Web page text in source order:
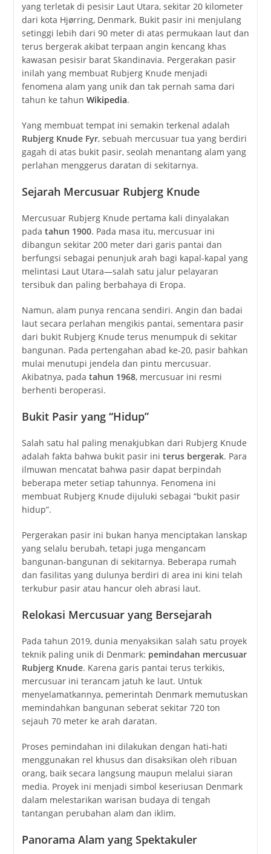
yang terletak di pesisir Laut Utara, sekitar 20 kilometer
dari kota Hjørring, Denmark. Bukit pasir ini menjulang
setinggi lebih dari 90 meter di atas permukaan laut dan
terus bergerak akibat terpaan angin kencang khas
kawasan pesisir barat Skandinavia. Pergerakan pasir
inilah yang membuat Rubjerg Knude menjadi
fenomena alam yang unik dan tak pernah sama dari
tahun ke tahun Wikipedia.
Yang membuat tempat ini semakin terkenal adalah
Rubjerg Knude Fyr, sebuah mercusuar tua yang berdiri
gagah di atas bukit pasir, seolah menantang alam yang
perlahan menggerus daratan di sekitarnya.
Sejarah Mercusuar Rubjerg Knude
Mercusuar Rubjerg Knude pertama kali dinyalakan
pada tahun 1900. Pada masa itu, mercusuar ini
dibangun sekitar 200 meter dari garis pantai dan
berfungsi sebagai penunjuk arah bagi kapal-kapal yang
melintasi Laut Utara—salah satu jalur pelayaran
tersibuk dan paling berbahaya di Eropa.
Namun, alam punya rencana sendiri. Angin dan badai
laut secara perlahan mengikis pantai, sementara pasir
dari bukit Rubjerg Knude terus menumpuk di sekitar
bangunan. Pada pertengahan abad ke-20, pasir bahkan
mulai menutupi jendela dan pintu mercusuar.
Akibatnya, pada tahun 1968, mercusuar ini resmi
berhenti beroperasi.
Bukit Pasir yang “Hidup”
Salah satu hal paling menakjubkan dari Rubjerg Knude
adalah fakta bahwa bukit pasir ini terus bergerak. Para
ilmuwan mencatat bahwa pasir dapat berpindah
beberapa meter setiap tahunnya. Fenomena ini
membuat Rubjerg Knude dijuluki sebagai “bukit pasir
hidup”.
Pergerakan pasir ini bukan hanya menciptakan lanskap
yang selalu berubah, tetapi juga mengancam
bangunan-bangunan di sekitarnya. Beberapa rumah
dan fasilitas yang dulunya berdiri di area ini kini telah
terkubur pasir atau hancur oleh abrasi laut.
Relokasi Mercusuar yang Bersejarah
Pada tahun 2019, dunia menyaksikan salah satu proyek
teknik paling unik di Denmark: pemindahan mercusuar
Rubjerg Knude. Karena garis pantai terus terkikis,
mercusuar ini terancam jatuh ke laut. Untuk
menyelamatkannya, pemerintah Denmark memutuskan
memindahkan bangunan seberat sekitar 720 ton
sejauh 70 meter ke arah daratan.
Proses pemindahan ini dilakukan dengan hati-hati
menggunakan rel khusus dan disaksikan oleh ribuan
orang, baik secara langsung maupun melalui siaran
media. Proyek ini menjadi simbol keseriusan Denmark
dalam melestarikan warisan budaya di tengah
tantangan perubahan alam dan iklim.
Panorama Alam yang Spektakuler